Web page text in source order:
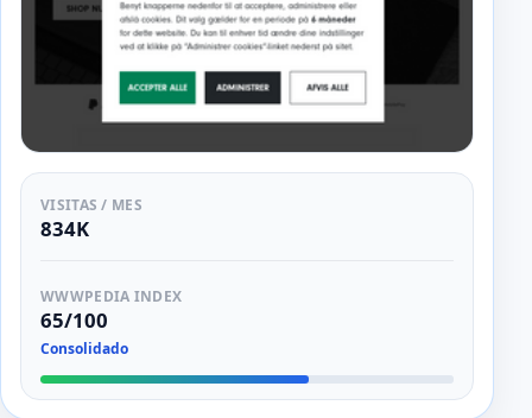
VISITAS / MES
834K
WWWPEDIA INDEX
65/100
Consolidado